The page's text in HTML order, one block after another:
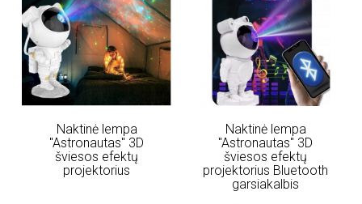
Naktinė lempa
"Astronautas" 3D
šviesos efektų
projektorius
Naktinė lempa
"Astronautas" 3D
šviesos efektų
projektorius Bluetooth
garsiakalbis